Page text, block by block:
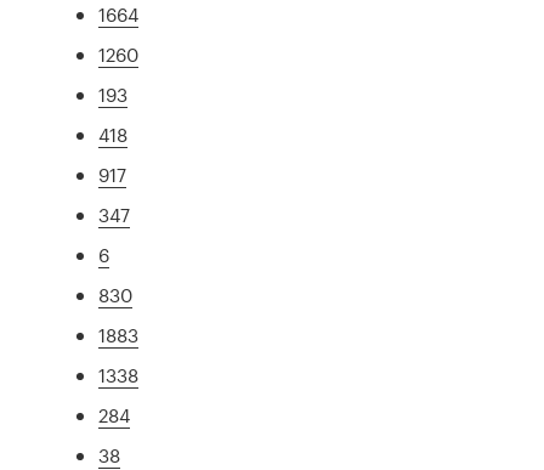
1664
1260
193
418
917
347
6
830
1883
1338
284
38